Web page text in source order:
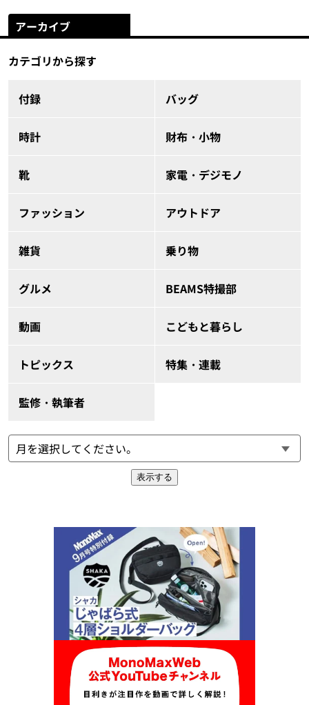
アーカイブ
カテゴリから探す
付録 バッグ
時計 財布・小物
靴 家電・デジモノ
ファッション アウトドア
雑貨 乗り物
グルメ BEAMS特撮部
動画 こどもと暮らし
トピックス 特集・連載
監修・執筆者
表示する